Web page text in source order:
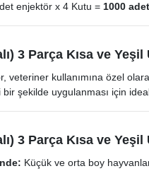
enjektör​ x 4 Kutu = 1000
3 Parça Kısa ve
kullanımına özel
şekilde uygulanması için
3 Parça Kısa ve
Küçük ve orta boy